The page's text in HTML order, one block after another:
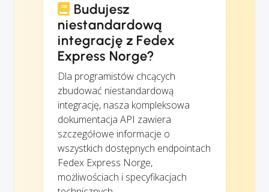
Budujesz
niestandardową
integrację z Fedex
Express Norge?
Dla programistów chcących
zbudować niestandardową
integrację, nasza kompleksowa
dokumentacja API zawiera
szczegółowe informacje o
wszystkich dostępnych endpointach
Fedex Express Norge,
możliwościach i specyfikacjach